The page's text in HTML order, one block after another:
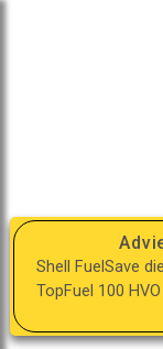
Shell FuelSave
TopFuel 100 HVO